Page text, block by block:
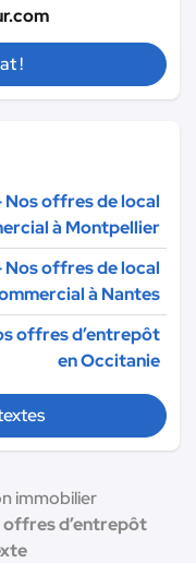
!
Nos offres de local
à Montpellier
Nos offres de local
à Nantes
offres d’entrepôt
en Occitanie
immobilier
offres d’entrepôt